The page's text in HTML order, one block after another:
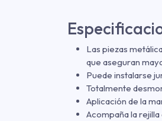
Las piezas
que aseguran
Puede instalarse
Totalmente
Aplicación de la
Acompaña la